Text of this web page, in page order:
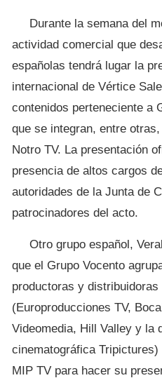
Durante la semana del
actividad comercial que
españolas tendrá lugar la
internacional de Vértice
contenidos perteneciente a
que se integran, entre
Notro TV. La presentación
presencia de altos cargos
autoridades de la Junta de
patrocinadores del acto.
Otro grupo español,
que el Grupo Vocento
productoras y distribuidoras
(Europroducciones TV,
Videomedia, Hill Valley y la
cinematográfica
MIP TV para hacer su